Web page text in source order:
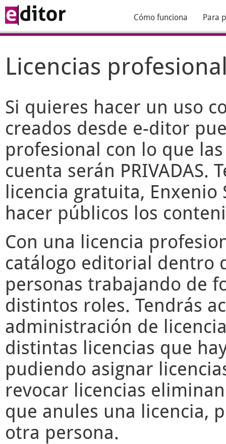
Cómo funciona Para
Licencias
Si quieres hacer un uso
creados desde e-ditor
profesional con lo que
cuenta serán PRIVADAS.
licencia gratuita, Enxenio
hacer públicos los
Con una licencia
catálogo editorial dentro
personas trabajando de
distintos roles. Tendrás
administración de
distintas licencias que
pudiendo asignar
revocar licencias
que anules una licencia,
otra persona.